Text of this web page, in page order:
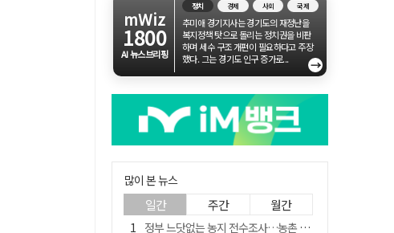
mWiz
1800
AI 뉴스브리핑
정치 경제 사회 국제
추미애 경기지사는 경기도의 재정난을
복지정책 탓으로 돌리는 정치권을 비판
하며 세수 구조 개편이 필요하다고 주장
했다. 그는 경기도 인구 증가로...
→
많이 본 뉴스
일간 주간 월간
정부 느닷없는 농지 전수조사…농촌 들쑤시는 '경자유전'의 칼날